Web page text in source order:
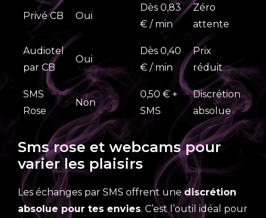
Privé CB Oui
Dès 0,83
€ / min
Zéro
attente
Audiotel
par CB
Oui
Dès 0,40
€ / min
Prix
réduit
SMS
Rose
Non
0,50 € +
SMS
Discrétion
absolue
Sms rose et webcams pour
varier les plaisirs
Les échanges par SMS offrent unediscrétion
absolue pour tes envies. C’est l’outil idéal pour